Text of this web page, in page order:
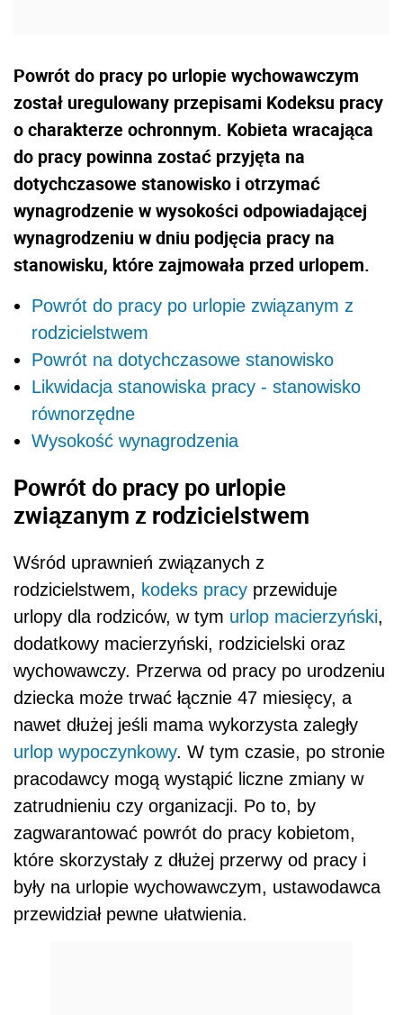
Powrót do pracy po urlopie wychowawczym
został uregulowany przepisami Kodeksu pracy
o charakterze ochronnym. Kobieta wracająca
do pracy powinna zostać przyjęta na
dotychczasowe stanowisko i otrzymać
wynagrodzenie w wysokości odpowiadającej
wynagrodzeniu w dniu podjęcia pracy na
stanowisku, które zajmowała przed urlopem.
Powrót do pracy po urlopie związanym z
rodzicielstwem
Powrót na dotychczasowe stanowisko
Likwidacja stanowiska pracy - stanowisko
równorzędne
Wysokość wynagrodzenia
Powrót do pracy po urlopie
związanym z rodzicielstwem
Wśród uprawnień związanych z
rodzicielstwem, kodeks pracy przewiduje
urlopy dla rodziców, w tym urlop macierzyński,
dodatkowy macierzyński, rodzicielski oraz
wychowawczy. Przerwa od pracy po urodzeniu
dziecka może trwać łącznie 47 miesięcy, a
nawet dłużej jeśli mama wykorzysta zaległy
urlop wypoczynkowy. W tym czasie, po stronie
pracodawcy mogą wystąpić liczne zmiany w
zatrudnieniu czy organizacji. Po to, by
zagwarantować powrót do pracy kobietom,
które skorzystały z dłużej przerwy od pracy i
były na urlopie wychowawczym, ustawodawca
przewidział pewne ułatwienia.